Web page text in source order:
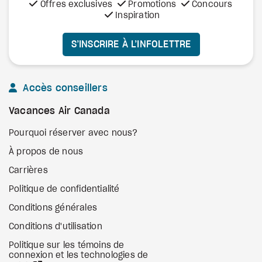
Offres exclusives Promotions
Concours
Inspiration
S’INSCRIRE À L’INFOLETTRE
Accès conseillers
Vacances Air Canada
Pourquoi réserver avec nous?
À propos de nous
Carrières
Politique de confidentialité
Conditions générales
Conditions d'utilisation
Politique sur les témoins de
connexion et les technologies de